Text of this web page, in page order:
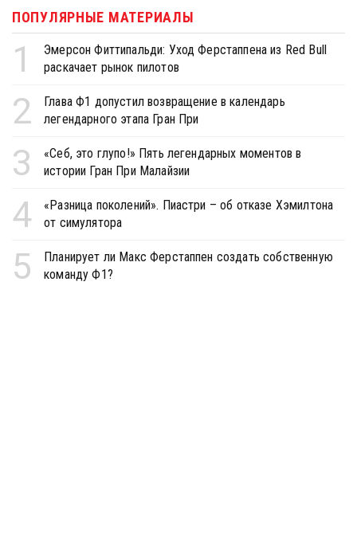
ПОПУЛЯРНЫЕ МАТЕРИАЛЫ
1
Эмерсон Фиттипальди: Уход Ферстаппена из Red Bull
раскачает рынок пилотов
2
Глава Ф1 допустил возвращение в календарь
легендарного этапа Гран При
3
«Себ, это глупо!» Пять легендарных моментов в
истории Гран При Малайзии
4
«Разница поколений». Пиастри – об отказе Хэмилтона
от симулятора
5
Планирует ли Макс Ферстаппен создать собственную
команду Ф1?